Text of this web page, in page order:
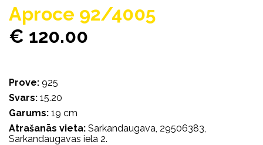
Aproce 92/4005
€ 120.00
Prove: 925
Svars: 15.20
Garums: 19 cm
Atrašanās vieta: Sarkandaugava, 29506383,
Sarkandaugavas iela 2.